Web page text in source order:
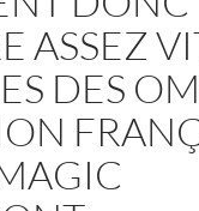
ASSEZ
DES